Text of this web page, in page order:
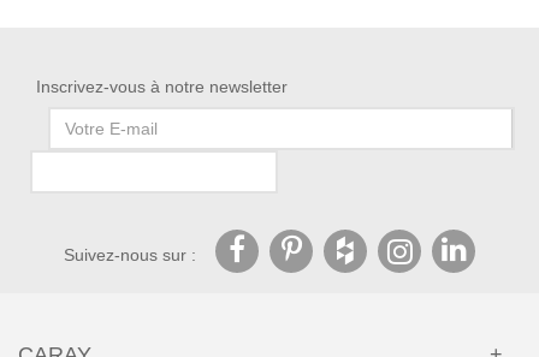
Inscrivez-vous à notre newsletter
Suivez-nous sur :